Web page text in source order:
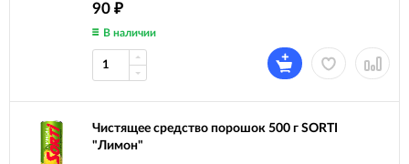
90 ₽
В наличии
Чистящее средство порошок 500 г SORTI
"Лимон"